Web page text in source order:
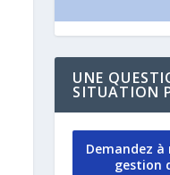
UNE
SITUATION
Demandez
gestion